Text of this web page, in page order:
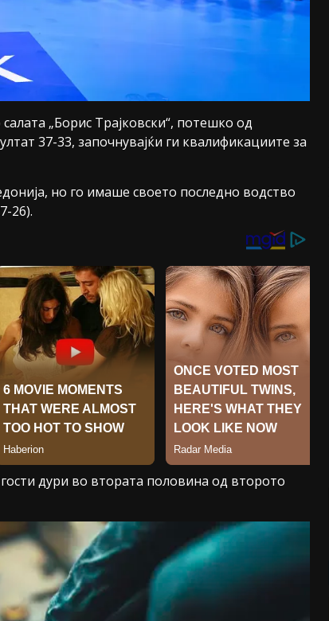
„Борис Трајковски“, потешко од
37-33, започнувајќи ги квалификациите за
но го имаше своето последно водство
26).
дури во втората половина од второто